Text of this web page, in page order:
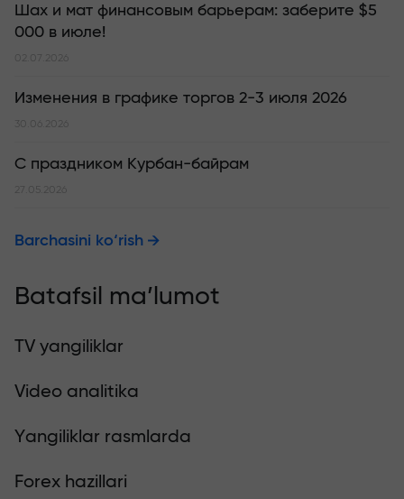
Шах и мат финансовым барьерам: заберите $5
000 в июле!
02.07.2026
Изменения в графике торгов 2-3 июля 2026
30.06.2026
С праздником Курбан-байрам
27.05.2026
Barchasini ko‘rish
Batafsil ma’lumot
TV yangiliklar
Video analitika
Yangiliklar rasmlarda
Forex hazillari